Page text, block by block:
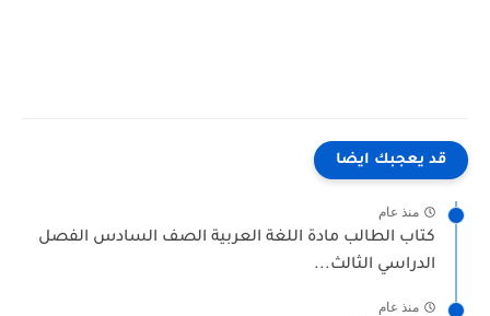
قد يعجبك ايضا
منذ عام
كتاب الطالب مادة اللغة العربية الصف السادس الفصل
الدراسي الثالث...
منذ عام